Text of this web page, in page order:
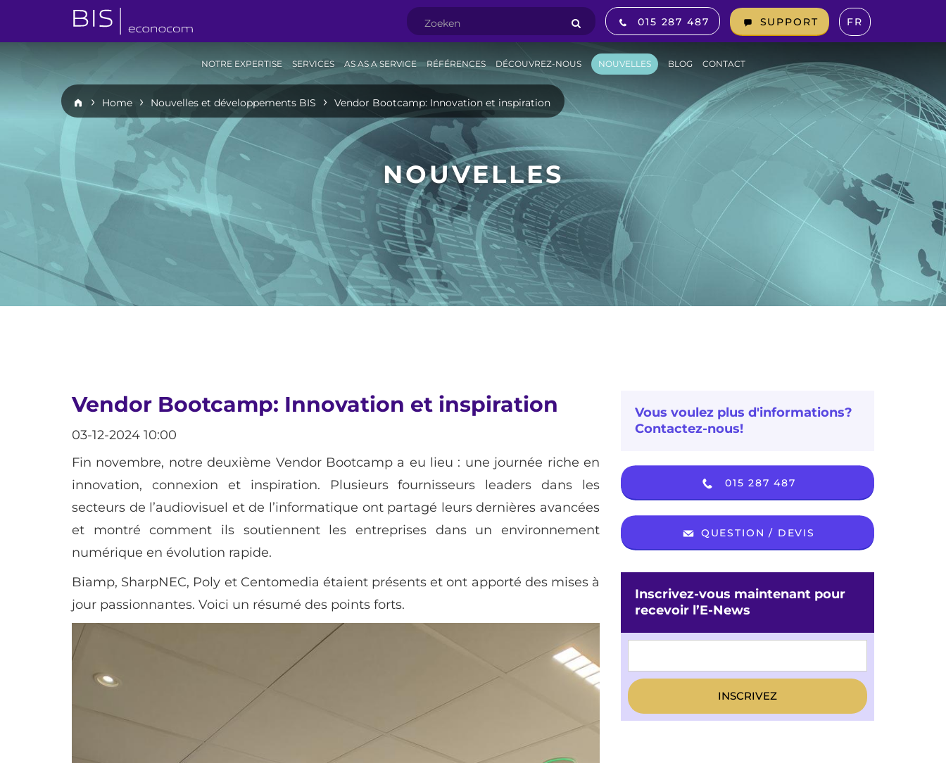
015 287 487 SUPPORT FR
NOTRE EXPERTISE SERVICES AS AS A SERVICE RÉFÉRENCES DÉCOUVREZ-NOUS NOUVELLES BLOG CONTACT
Home Nouvelles et développements BIS Vendor Bootcamp: Innovation et inspiration
NOUVELLES
Vendor Bootcamp: Innovation et inspiration
03-12-2024 10:00
Fin novembre, notre deuxième Vendor Bootcamp a eu lieu : une journée riche en
innovation, connexion et inspiration. Plusieurs fournisseurs leaders dans les
secteurs de l’audiovisuel et de l’informatique ont partagé leurs dernières avancées
et montré comment ils soutiennent les entreprises dans un environnement
numérique en évolution rapide.
Biamp, SharpNEC, Poly et Centomedia étaient présents et ont apporté des mises à
jour passionnantes. Voici un résumé des points forts.
Vous voulez plus d'informations?
Contactez-nous!
015 287 487
QUESTION / DEVIS
Inscrivez-vous maintenant pour
recevoir l’E-News